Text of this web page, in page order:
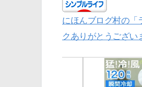
にほんブログ村の「
クありがとうござい